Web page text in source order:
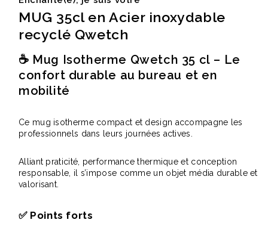
MUG 35cl en Acier inoxydable
recyclé Qwetch
☕ Mug Isotherme Qwetch 35 cl – Le
confort durable au bureau et en
mobilité
Ce mug isotherme compact et design accompagne les
professionnels dans leurs journées actives.
Alliant praticité, performance thermique et conception
responsable, il s’impose comme un objet média durable et
valorisant.
✅ Points forts